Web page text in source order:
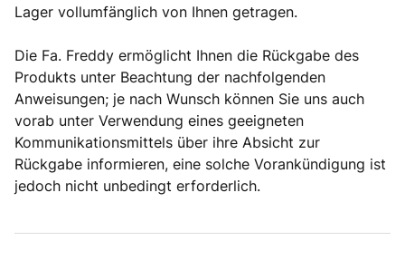
Lager vollumfänglich von Ihnen getragen.
Die Fa. Freddy ermöglicht Ihnen die Rückgabe des
Produkts unter Beachtung der nachfolgenden
Anweisungen; je nach Wunsch können Sie uns auch
vorab unter Verwendung eines geeigneten
Kommunikationsmittels über ihre Absicht zur
Rückgabe informieren, eine solche Vorankündigung ist
jedoch nicht unbedingt erforderlich.